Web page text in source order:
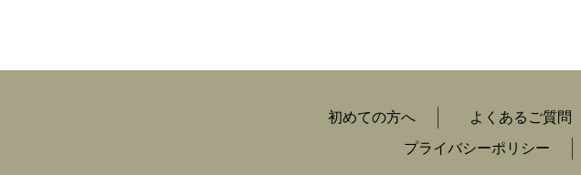
初めての方へ よくあるご質問
プライバシーポリシー